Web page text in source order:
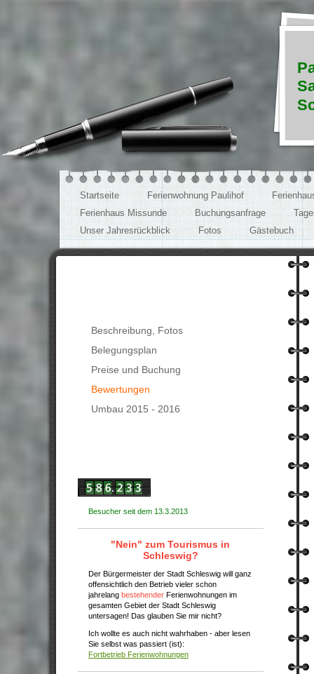
Startseite Ferienwohnung Paulihof
Ferienhaus Missunde
Buchungsanfrage
Unser Jahresrückblick
Fotos Gästebuch
Beschreibung, Fotos
Belegungsplan
Preise und Buchung
Bewertungen
Umbau 2015 - 2016
Besucher seit dem 13.3.2013
"Nein" zum Tourismus in
Schleswig?
Der Bürgermeister der Stadt Schleswig will ganz
offensichtlich den Betrieb vieler schon
jahrelang bestehender Ferienwohnungen im
gesamten Gebiet der Stadt Schleswig
untersagen! Das glauben Sie mir nicht?
Ich wollte es auch nicht wahrhaben - aber lesen
Sie selbst was passiert (ist):
Fortbetrieb Ferienwohnungen